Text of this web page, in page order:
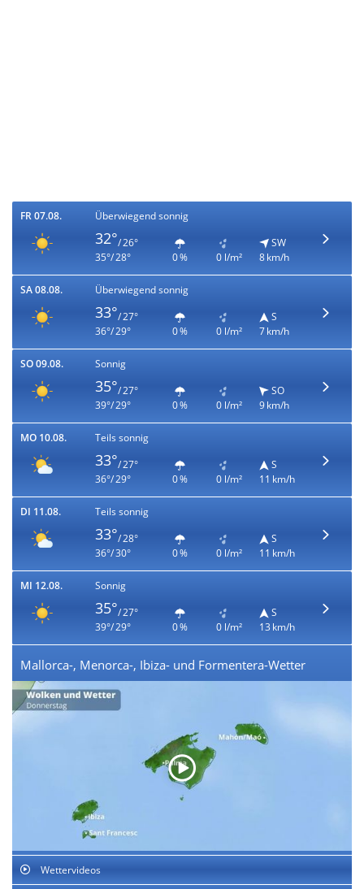
FR 07.08. Überwiegend sonnig
32°/ 26°
35°/ 28°
0 % 0 l/m²
SW
8 km/h
SA 08.08. Überwiegend sonnig
33°/ 27°
36°/ 29°
0 % 0 l/m²
S
7 km/h
SO 09.08. Sonnig
35°/ 27°
39°/ 29°
0 % 0 l/m²
SO
9 km/h
MO 10.08. Teils sonnig
33°/ 27°
36°/ 29°
0 % 0 l/m²
S
11 km/h
DI 11.08. Teils sonnig
33°/ 28°
36°/ 30°
0 % 0 l/m²
S
11 km/h
MI 12.08. Sonnig
35°/ 27°
39°/ 29°
0 % 0 l/m²
S
13 km/h
Mallorca-, Menorca-, Ibiza- und Formentera-Wetter
Wettervideos